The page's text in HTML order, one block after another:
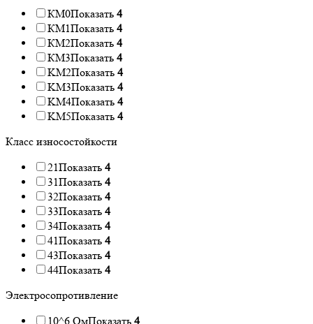
КМ0Показать 4
КМ1Показать 4
КМ2Показать 4
КМ3Показать 4
KM2Показать 4
KM3Показать 4
KM4Показать 4
KM5Показать 4
Класс износостойкости
21Показать 4
31Показать 4
32Показать 4
33Показать 4
34Показать 4
41Показать 4
43Показать 4
44Показать 4
Электросопротивление
10^6 ОмПоказать 4